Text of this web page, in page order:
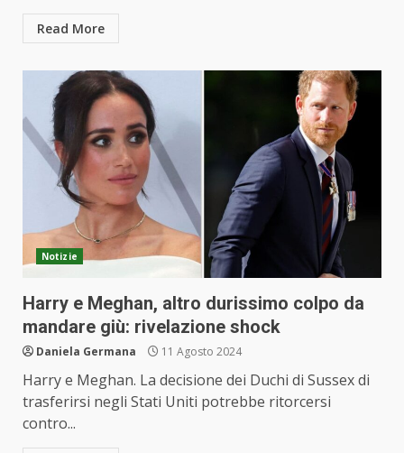
Read More
Notizie
Harry e Meghan, altro durissimo colpo da
mandare giù: rivelazione shock
Daniela Germana 11 Agosto 2024
Harry e Meghan. La decisione dei Duchi di Sussex di
trasferirsi negli Stati Uniti potrebbe ritorcersi
contro...